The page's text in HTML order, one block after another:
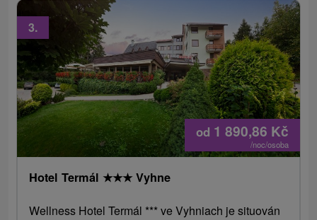
od 1 890,86 Kč
/noc/osoba
3.
Hotel Termál ★★★ Vyhne
Wellness Hotel Termál *** ve Vyhniach je situován